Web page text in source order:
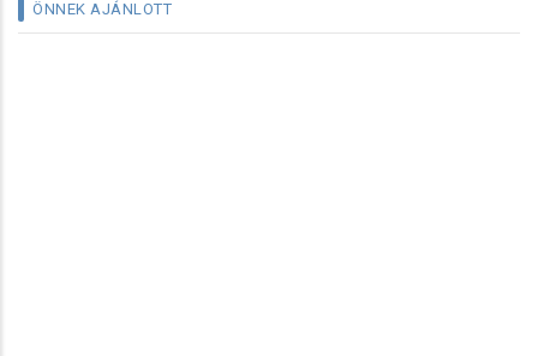
ÖNNEK AJÁNLOTT